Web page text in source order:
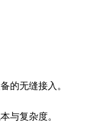
的无缝接入。
与复杂度。